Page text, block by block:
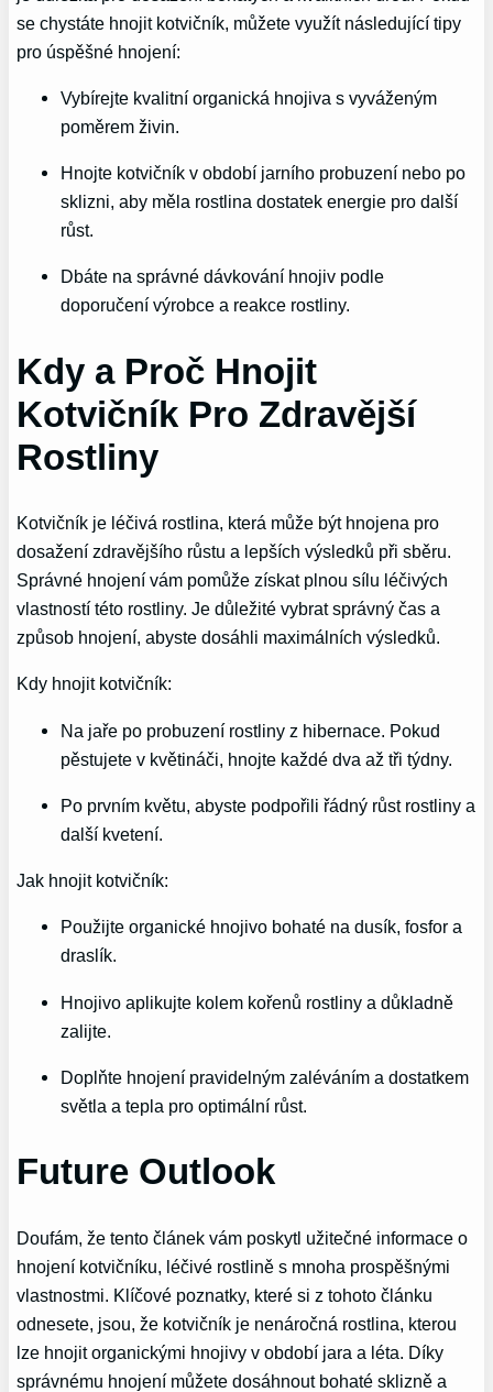
se chystáte hnojit kotvičník, můžete využít následující tipy
pro úspěšné hnojení:
Vybírejte kvalitní organická hnojiva s vyváženým
poměrem živin.
Hnojte kotvičník v období jarního probuzení nebo po
sklizni, aby měla rostlina dostatek energie pro další
růst.
Dbáte na správné dávkování hnojiv podle
doporučení výrobce a reakce rostliny.
Kdy a Proč Hnojit
Kotvičník Pro Zdravější
Rostliny
Kotvičník je léčivá rostlina, která může být hnojena pro
dosažení zdravějšího růstu a lepších výsledků při sběru.
Správné hnojení vám pomůže získat plnou sílu léčivých
vlastností této rostliny. Je důležité vybrat správný čas a
způsob hnojení, abyste dosáhli maximálních výsledků.
Kdy hnojit kotvičník:
Na jaře po probuzení rostliny z hibernace. Pokud
pěstujete v květináči, hnojte každé dva až tři týdny.
Po prvním květu, abyste podpořili řádný růst rostliny a
další kvetení.
Jak hnojit kotvičník:
Použijte organické hnojivo bohaté na dusík, fosfor a
draslík.
Hnojivo aplikujte kolem kořenů rostliny a důkladně
zalijte.
Doplňte hnojení pravidelným zaléváním a dostatkem
světla a tepla pro optimální růst.
Future Outlook
Doufám, že tento článek vám poskytl užitečné informace o
hnojení kotvičníku, léčivé rostlině s mnoha prospěšnými
vlastnostmi. Klíčové poznatky, které si z tohoto článku
odnesete, jsou, že kotvičník je nenáročná rostlina, kterou
lze hnojit organickými hnojivy v období jara a léta. Díky
správnému hnojení můžete dosáhnout bohaté sklizně a